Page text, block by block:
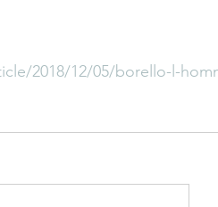
2018/12/05/borello-l-